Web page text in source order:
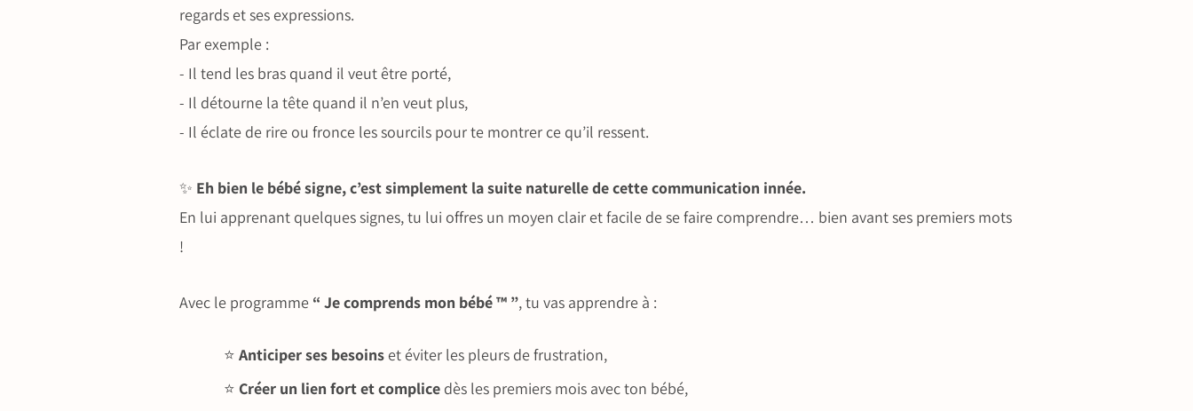
regards et ses expressions.
Par exemple :
- Il tend les bras quand il veut être porté,
- Il détourne la tête quand il n’en veut plus,
- Il éclate de rire ou fronce les sourcils pour te montrer ce qu’il ressent.
✨ Eh bien le bébé signe, c’est simplement la suite naturelle de cette communication innée.
En lui apprenant quelques signes, tu lui offres un moyen clair et facile de se faire comprendre… bien avant ses premiers mots
!
Avec le programme “ Je comprends mon bébé ™ ”, tu vas apprendre à :
⭐️ Anticiper ses besoins et éviter les pleurs de frustration,
⭐️ Créer un lien fort et complice dès les premiers mois avec ton bébé,